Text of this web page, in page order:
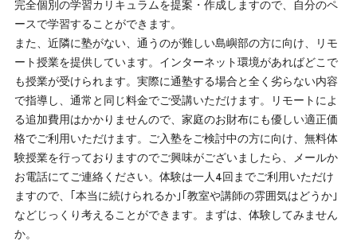
完全個別の学習カリキュラムを提案・作成しますので、自分のペ
ースで学習することができます。
また、近隣に塾がない、通うのが難しい島嶼部の方に向け、リモ
ート授業を提供しています。インターネット環境があればどこで
も授業が受けられます。実際に通塾する場合と全く劣らない内容
で指導し、通常と同じ料金でご受講いただけます。リモートによ
る追加費用はかかりませんので、家庭のお財布にも優しい適正価
格でご利用いただけます。ご入塾をご検討中の方に向け、無料体
験授業を行っておりますのでご興味がございましたら、メールか
お電話にてご連絡ください。体験は一人4回までご利用いただけ
ますので、｢本当に続けられるか｣｢教室や講師の雰囲気はどうか｣
などじっくり考えることができます。まずは、体験してみません
か。